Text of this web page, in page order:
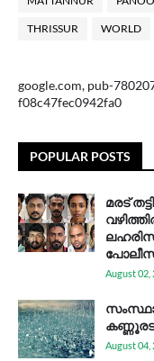
THRISSUR WORLD
google.com, pub-
f08c47fec0942fa0
POPULAR POSTS
മരട്
August 02,
August 04,